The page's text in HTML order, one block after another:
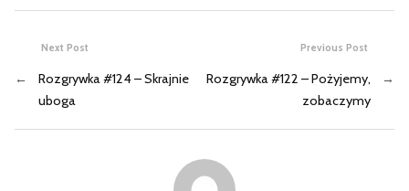
Previous Post
Rozgrywka #122 – Pożyjemy,
zobaczymy
→
Next Post
←
Rozgrywka #124 – Skrajnie
uboga